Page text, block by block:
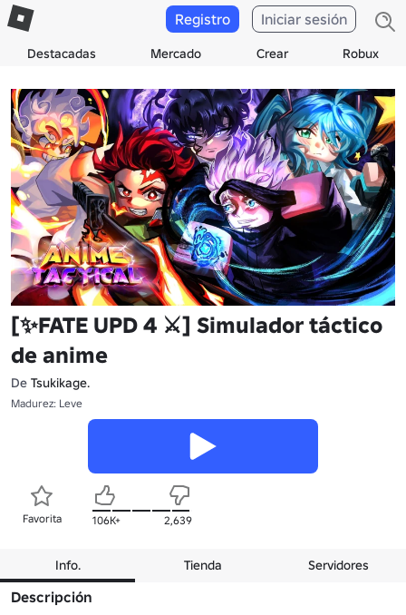
Destacadas Mercado Crear Robux
Registro Iniciar sesión
[✨FATE UPD 4 ⚔️] Simulador táctico
de anime
De Tsukikage.
Madurez: Leve
Favorita 106K+ 2,639
Info. Tienda Servidores
Descripción